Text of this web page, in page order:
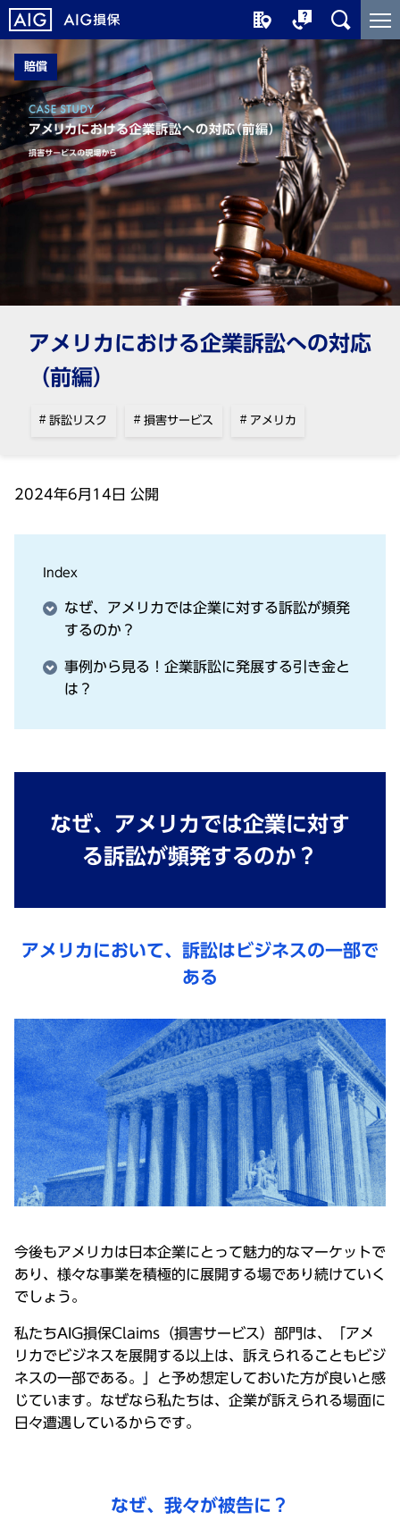
メ
イ
コ
ン
テ
ン
ツ
に
こ
こ
ら
メ
イ
ン
コ
ン
賠償
アメリカにおける企業訴訟への対応
（前編）
訴訟リスク 損害サービス アメリカ
2024年6⽉14⽇ 公開
Index
なぜ、アメリカでは企業に対する訴訟が頻発
するのか？
事例から見る！企業訴訟に発展する引き金と
は？
なぜ、アメリカでは企業に対す
る訴訟が頻発するのか？
アメリカにおいて、訴訟はビジネスの一部で
ある
今後もアメリカは日本企業にとって魅力的なマーケットで
あり、様々な事業を積極的に展開する場であり続けていく
でしょう。
私たちAIG損保Claims（損害サービス）部門は、「アメ
リカでビジネスを展開する以上は、訴えられることもビジ
ネスの一部である。」と予め想定しておいた方が良いと感
じています。なぜなら私たちは、企業が訴えられる場面に
日々遭遇しているからです。
なぜ、我々が被告に？